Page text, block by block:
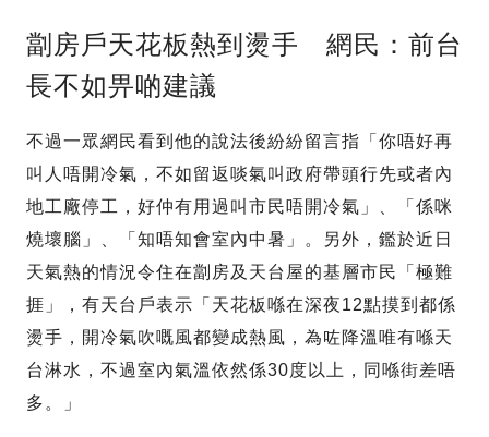
劏房戶天花板熱到燙手 網民：前台
長不如畀啲建議
不過一眾網民看到他的說法後紛紛留言指「你唔好再
叫人唔開冷氣，不如留返啖氣叫政府帶頭行先或者內
地工廠停工，好仲有用過叫市民唔開冷氣」、「係咪
燒壞腦」、「知唔知會室內中暑」。另外，鑑於近日
天氣熱的情況令住在劏房及天台屋的基層市民「極難
捱」，有天台戶表示「天花板喺在深夜12點摸到都係
燙手，開冷氣吹嘅風都變成熱風，為咗降溫唯有喺天
台淋水，不過室內氣溫依然係30度以上，同喺街差唔
多。」